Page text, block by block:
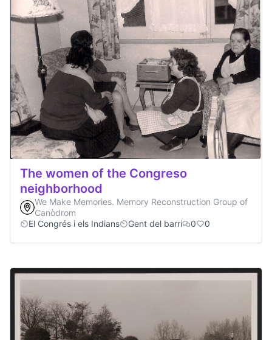
The women of the Congreso
neighborhood
We Make Memories. Memory Reconstruction Group of
Canòdrom
El Congrés i els Indians
Gent del barri 0 0